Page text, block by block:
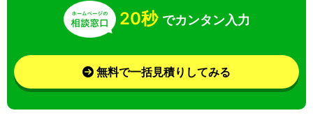
20秒 でカンタン入力
無料で一括見積りしてみる